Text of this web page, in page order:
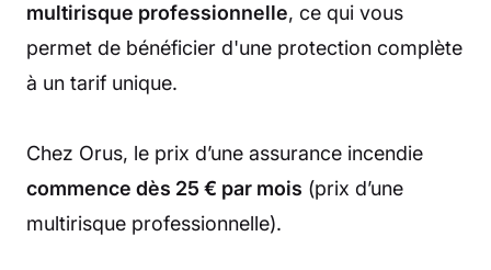
multirisque professionnelle, ce qui vous
permet de bénéficier d'une protection complète
à un tarif unique.
Chez Orus, le prix d’une assurance incendie
commence dès 25 € par mois (prix d’une
multirisque professionnelle).